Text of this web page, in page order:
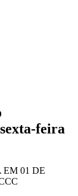
feira
EM 01 DE